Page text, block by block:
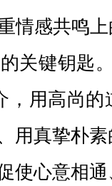
情感共鸣
关键钥匙
，用高尚
用真挚朴
使心意相